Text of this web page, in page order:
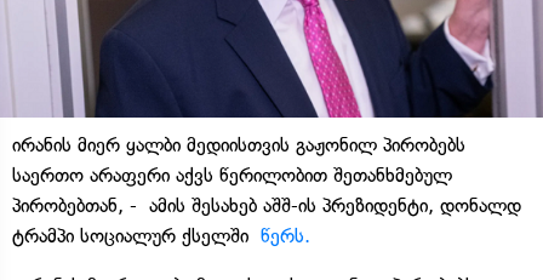
ირანის მიერ ყალბი მედიისთვის გაჟონილ პირობებს
საერთო არაფერი აქვს წერილობით შეთანხმებულ
პირობებთან, - ამის შესახებ აშშ-ის პრეზიდენტი, დონალდ
ტრამპი სოციალურ ქსელში წერს.